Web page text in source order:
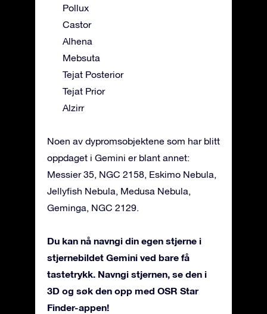
Pollux
Castor
Alhena
Mebsuta
Tejat Posterior
Tejat Prior
Alzirr
Noen av dypromsobjektene som har blitt
oppdaget i Gemini er blant annet:
Messier 35, NGC 2158, Eskimo Nebula,
Jellyfish Nebula, Medusa Nebula,
Geminga, NGC 2129.
Du kan nå navngi din egen stjerne i
stjernebildet Gemini ved bare få
tastetrykk. Navngi stjernen, se den i
3D og søk den opp med OSR Star
Finder-appen!